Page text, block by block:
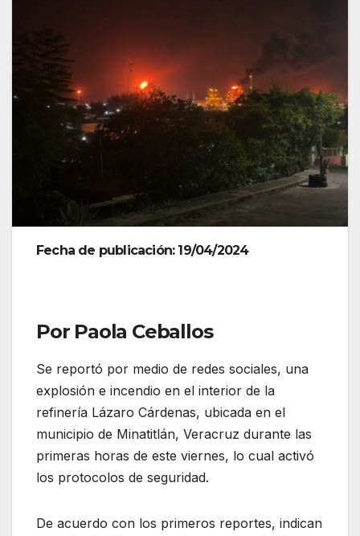
Fecha de publicación: 19/04/2024
Por Paola Ceballos
Se reportó por medio de redes sociales, una
explosión e incendio en el interior de la
refinería Lázaro Cárdenas, ubicada en el
municipio de Minatitlán, Veracruz durante las
primeras horas de este viernes, lo cual activó
los protocolos de seguridad.
De acuerdo con los primeros reportes, indican